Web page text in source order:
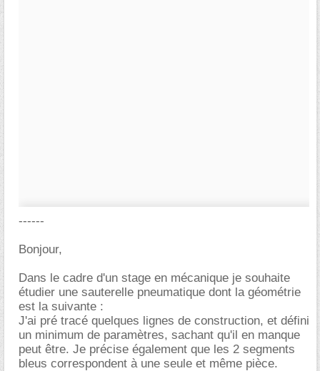
------
Bonjour,
Dans le cadre d'un stage en mécanique je souhaite
étudier une sauterelle pneumatique dont la géométrie
est la suivante :
J'ai pré tracé quelques lignes de construction, et défini
un minimum de paramètres, sachant qu'il en manque
peut être. Je précise également que les 2 segments
bleus correspondent à une seule et même pièce.